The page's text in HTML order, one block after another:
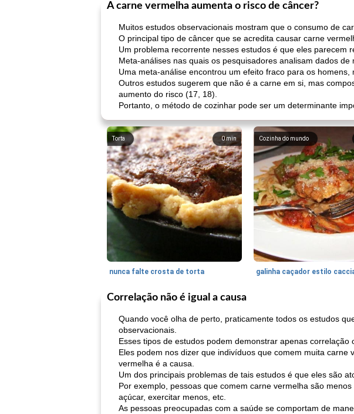
A carne vermelha aumenta o risco de câncer?
Muitos estudos observacionais mostram que o consumo de
O principal tipo de câncer que se acredita causar carne
Um problema recorrente nesses estudos é que eles parecem
Meta-análises nas quais os pesquisadores analisam dados
Uma meta-análise encontrou um efeito fraco para os
Outros estudos sugerem que não é a carne em si, mas
aumento do risco (17, 18).
Portanto, o método de cozinhar pode ser um determinante
0min
Torta
nunca falte crosta de torta
Cozinha do mundo
galinha caçador estilo
Correlação não é igual a causa
Quando você olha de perto, praticamente todos os estudos
observacionais.
Esses tipos de estudos podem demonstrar apenas correlação
Eles podem nos dizer que indivíduos que comem muita
vermelha é a causa.
Um dos principais problemas de tais estudos é que eles são
Por exemplo, pessoas que comem carne vermelha são
açúcar, exercitar menos, etc.
As pessoas preocupadas com a saúde se comportam de